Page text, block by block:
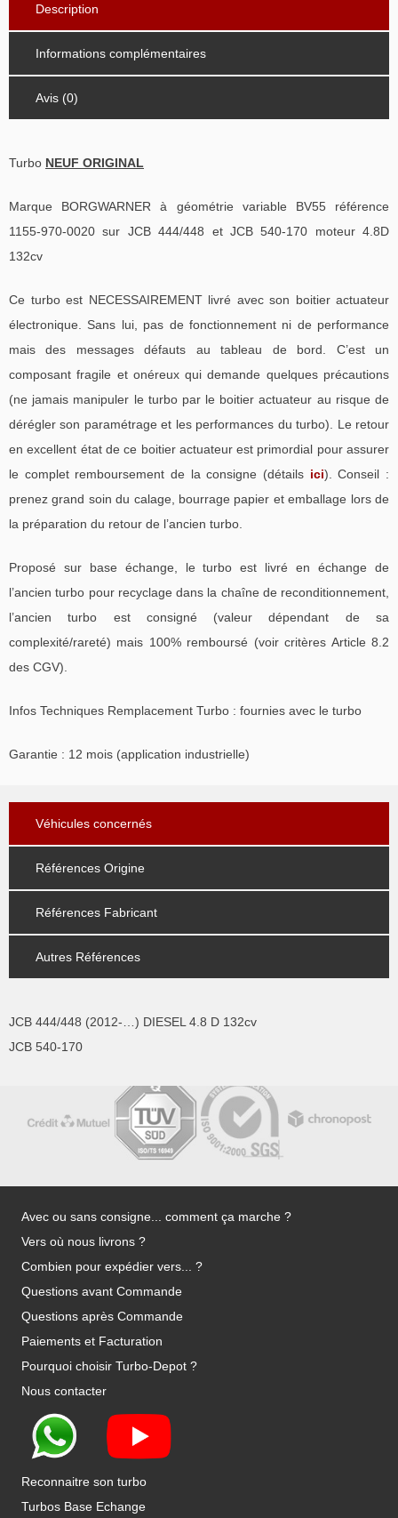
Description
Informations complémentaires
Avis (0)
Turbo NEUF ORIGINAL
Marque BORGWARNER à géométrie variable BV55 référence
1155-970-0020 sur JCB 444/448 et JCB 540-170 moteur 4.8D
132cv
Ce turbo est NECESSAIREMENT livré avec son boitier actuateur
électronique. Sans lui, pas de fonctionnement ni de performance
mais des messages défauts au tableau de bord. C’est un
composant fragile et onéreux qui demande quelques précautions
(ne jamais manipuler le turbo par le boitier actuateur au risque de
dérégler son paramétrage et les performances du turbo). Le retour
en excellent état de ce boitier actuateur est primordial pour assurer
le complet remboursement de la consigne (détails ici). Conseil :
prenez grand soin du calage, bourrage papier et emballage lors de
la préparation du retour de l’ancien turbo.
Proposé sur base échange, le turbo est livré en échange de
l’ancien turbo pour recyclage dans la chaîne de reconditionnement,
l’ancien turbo est consigné (valeur dépendant de sa
complexité/rareté) mais 100% remboursé (voir critères Article 8.2
des CGV).
Infos Techniques Remplacement Turbo : fournies avec le turbo
Garantie : 12 mois (application industrielle)
Véhicules concernés
Références Origine
Références Fabricant
Autres Références
JCB 444/448 (2012-…) DIESEL 4.8 D 132cv
JCB 540-170
Avec ou sans consigne... comment ça marche ?
Vers où nous livrons ?
Combien pour expédier vers... ?
Questions avant Commande
Questions après Commande
Paiements et Facturation
Pourquoi choisir Turbo-Depot ?
Nous contacter
Reconnaitre son turbo
Turbos Base Echange